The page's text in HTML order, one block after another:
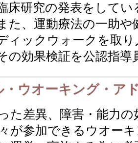
床研究の発表をしてい
た、運動療法の一助
ィックウォークを取り
の効果検証を公認指
・ウオーキング・ア
た差異、障害・能力の
が参加できるウオー